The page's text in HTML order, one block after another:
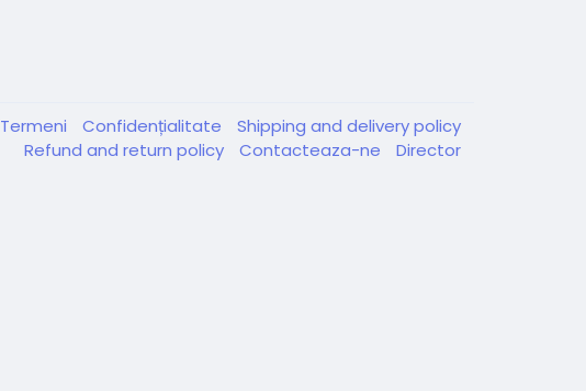
Termeni Confidențialitate
Shipping and delivery policy
Refund and return policy
Contacteaza-ne Director